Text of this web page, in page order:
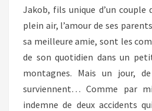
Jakob, fils unique d’un couple
plein air, l’amour de ses
sa meilleure amie, sont les
de son quotidien dans un
montagnes. Mais un jour,
surviennent… Comme par
indemne de deux accidents